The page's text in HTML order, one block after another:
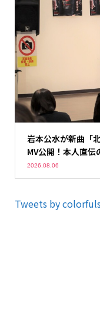
岩本公水が新曲「
MV公開！本人直伝
2026.08.06
Tweets by